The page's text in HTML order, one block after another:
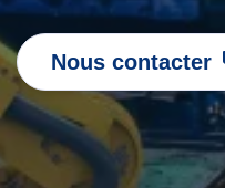
Nous contacter